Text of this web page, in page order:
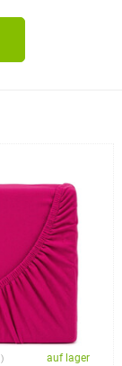
auf lager